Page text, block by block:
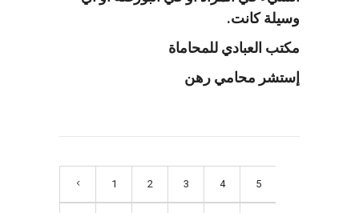
وسيلة كانت.
مكتب العبادي للمحاماة
إستشر محامي رهن
1 2 3 4 5